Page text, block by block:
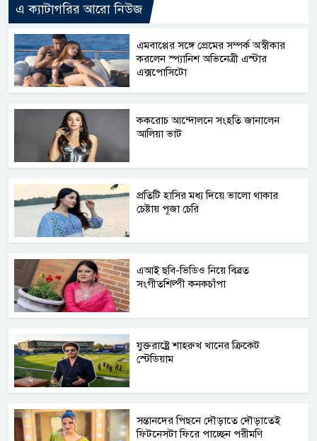
এ ক্যাটাগরির আরো নিউজ
এমবাপ্পের সঙ্গে প্রেমের সম্পর্ক অস্বীকার
করলেন স্প্যানিশ অভিনেত্রী এস্টার
এক্সপোসিটো
ককরোচ আন্দোলনে সংহতি জানালেন
আলিয়া ভাট
প্রতিটি হাসির মধ্য দিয়ে ভালো থাকার
চেষ্টায় পূজা চেরি
এআই ছবি-ভিডিও নিয়ে বিব্রত
সংগীতশিল্পী কনকচাঁপা
যুক্তরাষ্ট্রে শাহরুখ খানের ক্রিকেট
স্টেডিয়াম
সন্তানদের পিছনে দৌড়াতে দৌড়াতেই
ফিটনেসটা ফিরে পাচ্ছেন পরীমণি